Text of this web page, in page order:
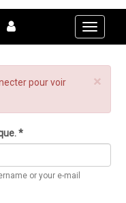
Toggle
×
pour voir
*
or your e-mail